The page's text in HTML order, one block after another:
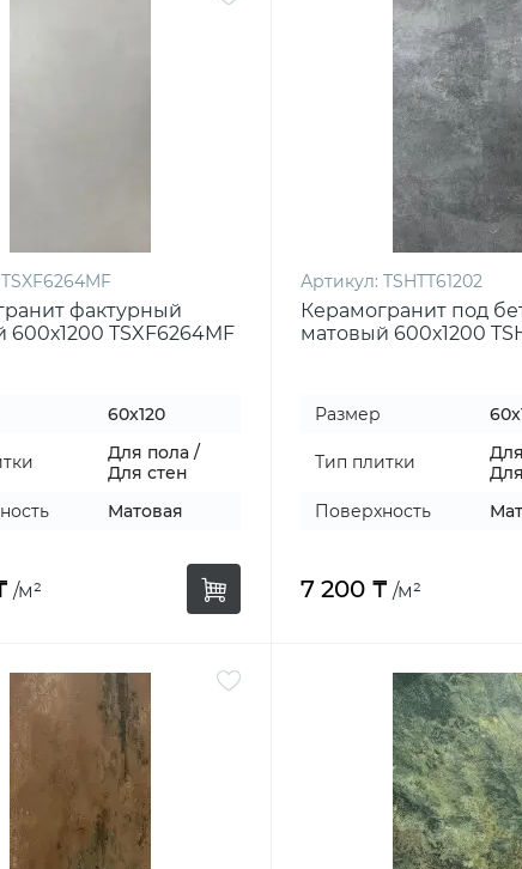
TSXF6264MF
фактурный
600х1200 TSXF6264MF
60x120
Для пола /
Для стен
Матовая
/м²
Артикул: TSHTT61202
Керамогранит под
матовый 600х1200
Размер
Тип плитки
Поверхность
7 200 ₸ /м²